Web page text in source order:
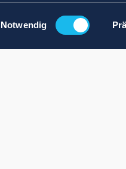
Einwilligungsauswahl
Notwendig